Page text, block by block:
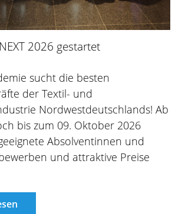
2026 gestartet
sucht die besten
der Textil- und
Nordwestdeutschlands! Ab
bis zum 09. Oktober 2026
Absolventinnen und
und attraktive Preise